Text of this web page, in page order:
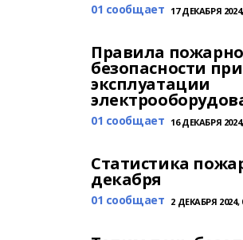
01 сообщает 17 ДЕКАБРЯ
Правила
безопасности при
эксплуатации
01 сообщает 16 ДЕКАБРЯ
Статистика
декабря
01 сообщает 2 ДЕКАБРЯ 2024,